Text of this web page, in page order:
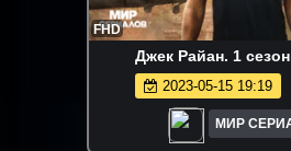
FHD
Джeк Paйан. 1
2023-05-15 19:19
МИР